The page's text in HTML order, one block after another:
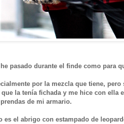
pasado durante el finde como para
por la mezcla que tiene,
que la tenía fichada y me hice con ella
de mi armario.
es el abrigo con estampado de